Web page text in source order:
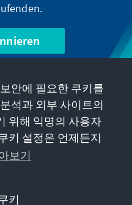
보기
안에 필요한 쿠키를
석과 외부 사이트의
위해 익명의 사용자
키 설정은 언제든지
보기
키